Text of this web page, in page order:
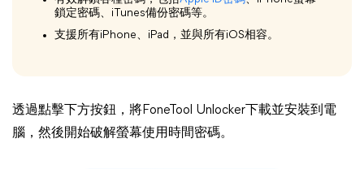
鎖定密碼、iTunes備份密碼等。
支援所有iPhone、iPad，並與所有iOS相容。
透過點擊下方按鈕，將FoneTool Unlocker下載並安裝到電
腦，然後開始破解螢幕使用時間密碼。